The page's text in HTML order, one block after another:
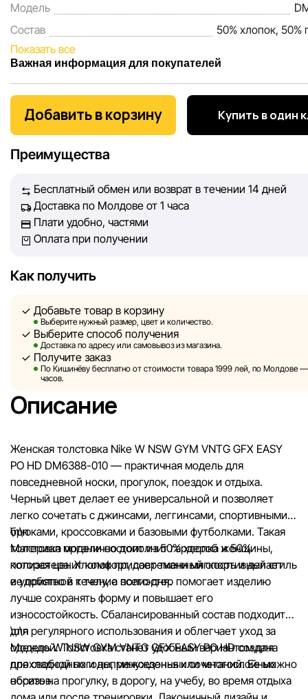
Модель
Состав
50% хлопок, 50%
Показать все
Важная информация для покупателей
Мы, команда сети магазинов Sportlandia, ценим доверие
покупателей. Каждый день мы работаем над тем, чтобы
информация о товарах и услугах, представленная на
обеспечить вас достоверной информацией, чтобы вы
Однако, несмотря на постоянный контроль, Sportlandia
гарантировать абсолютную точность всех данных,
сайте, ввиду возможных технических ошибок или сбоев.
сторонних ресурсах, ссылки на которые могут быть
Sportlandia оставляет за собой право в одностороннем
без предварительного уведомления вносить изменения в
характеристики и потребительские свойства товаров.
Изображения, представленные на сайте, являются
Общая информация о товарах предоставляется в
Цены на товары, а также условия предоставления скидок,
подарков, рассрочки и кредитования могут быть
компанией Sportlandia в одностороннем порядке и без
предварительного уведомления.
Наша команда регулярно проверяет и обновляет
сайте, чтобы своевременно выявлять и исправлять
ошибки в кратчайшие разумные сроки.
Добавить в корзину Купить в один
Преимущества
Бесплатный обмен или возврат в течении 14 дней
Доставка по Молдове от 1 часа
Плати удобно, частями
Оплата при получении
Как получить
Добавьте товар в корзину
Выберите нужный размер, цвет и количество.
Выберите способ получения
Доставка по адресу или самовывоз из магазина.
Получите заказ
По Кишинёву бесплатно от стоимости товара 1999 лей, по Молдове —
часов.
Описание
Женская толстовка Nike W NSW GYM VNTG GFX EASY
PO HD DM6388-010 — практичная модель для
повседневной носки, прогулок, поездок и отдыха.
Черный цвет делает ее универсальной и позволяет
легко сочетать с джинсами, леггинсами, спортивными
брюками, кроссовками и базовыми футболками. Такая
толстовка органично дополнит гардероб женщины,
которая ценит комфорт, современный спортивный стиль
и удобство в течение всего дня.
\n\n
Материал модели состоит из 50% хлопка и 50%
полиэстера. Хлопок придает ткани мягкость и делает
ее приятной к телу, а полиэстер помогает изделию
лучше сохранять форму и повышает его
износостойкость. Сбалансированный состав подходит
для регулярного использования и облегчает уход за
одеждой. Толстовка станет удобным вариантом для
прохладной погоды, межсезонья или многослойных
образов.
\n\n
Модель W NSW GYM VNTG GFX EASY PO HD создана
для свободных и непринужденных сочетаний. Ее можно
носить на прогулку, в дорогу, на учебу, во время отдыха